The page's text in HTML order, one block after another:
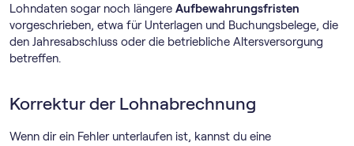
Lohndaten sogar noch längere Aufbewahrungsfristen
vorgeschrieben, etwa für Unterlagen und Buchungsbelege, die
den Jahresabschluss oder die betriebliche Altersversorgung
betreffen.
Korrektur der Lohnabrechnung
Wenn dir ein Fehler unterlaufen ist, kannst du eine